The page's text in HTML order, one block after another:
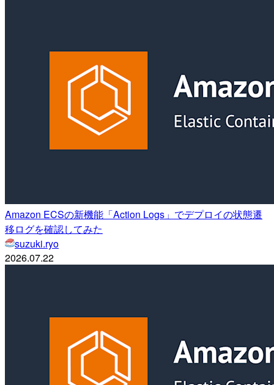
Amazon ECSの新機能「Action Logs」でデプロイの状態遷
移ログを確認してみた
suzuki.ryo
2026.07.22